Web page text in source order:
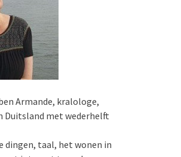
Armande, kralologe,
Duitsland met wederhelft
dingen, taal, het wonen in